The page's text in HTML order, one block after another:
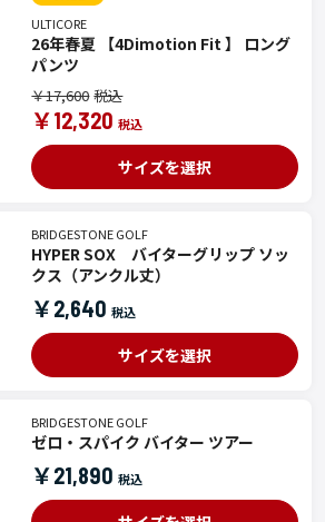
ULTICORE
26年春夏 【4Dimotion Fit 】 ロング
パンツ
￥17,600
￥12,320
サイズを選択
BRIDGESTONE GOLF
HYPER SOX バイターグリップ ソッ
クス（アンクル丈）
￥2,640
サイズを選択
BRIDGESTONE GOLF
ゼロ・スパイク バイター ツアー
￥21,890